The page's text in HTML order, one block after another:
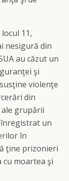
11,
nesigură din
au căzut un
şi
violenţe
din
grupării
un
în
ţine prizonieri
moartea şi